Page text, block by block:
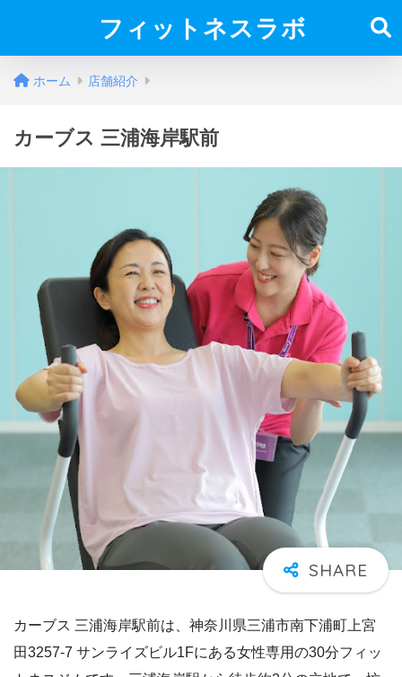
フィットネスラボ
ホーム 店舗紹介
カーブス 三浦海岸駅前
カーブス 三浦海岸駅前は、神奈川県三浦市南下浦町上宮
田3257-7 サンライズビル1Fにある女性専用の30分フィッ